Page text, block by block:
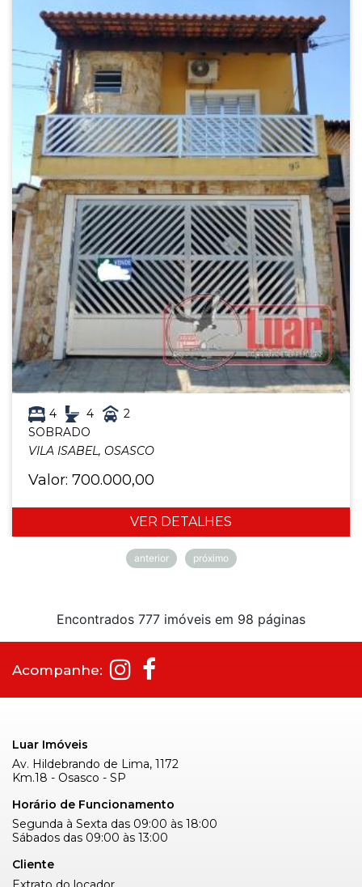
4 4
2
SOBRADO
VILA ISABEL, OSASCO
Valor: 700.000,00
VER DETALHES
anterior próximo
Encontrados 777 imóveis em 98 páginas
Acompanhe:
Luar Imóveis
Av. Hildebrando de Lima, 1172
Km.18 - Osasco - SP
Horário de Funcionamento
Segunda à Sexta das 09:00 às 18:00
Sábados das 09:00 às 13:00
Cliente